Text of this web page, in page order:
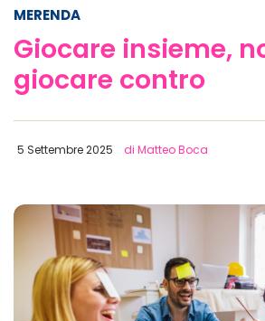
MERENDA
Giocare insieme,
giocare contro
5 Settembre 2025 di Matteo Boca